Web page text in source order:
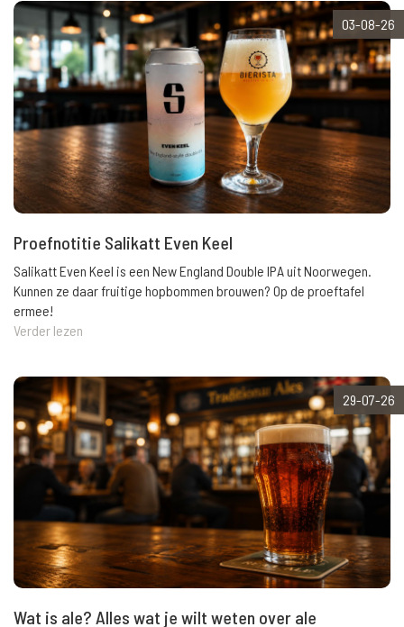
03-08-26
Proefnotitie Salikatt Even Keel
Salikatt Even Keel is een New England Double IPA uit Noorwegen.
Kunnen ze daar fruitige hopbommen brouwen? Op de proeftafel
ermee!
Verder lezen
29-07-26
Wat is ale? Alles wat je wilt weten over ale